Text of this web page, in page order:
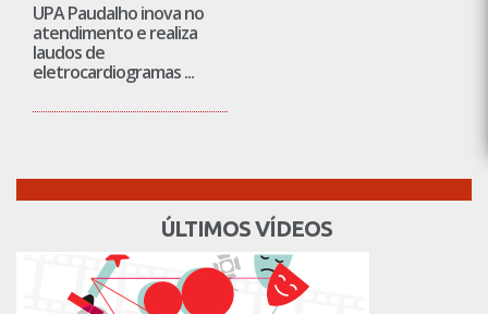
UPA Paudalho inova no
atendimento e realiza
laudos de
eletrocardiogramas ...
ÚLTIMOS VÍDEOS